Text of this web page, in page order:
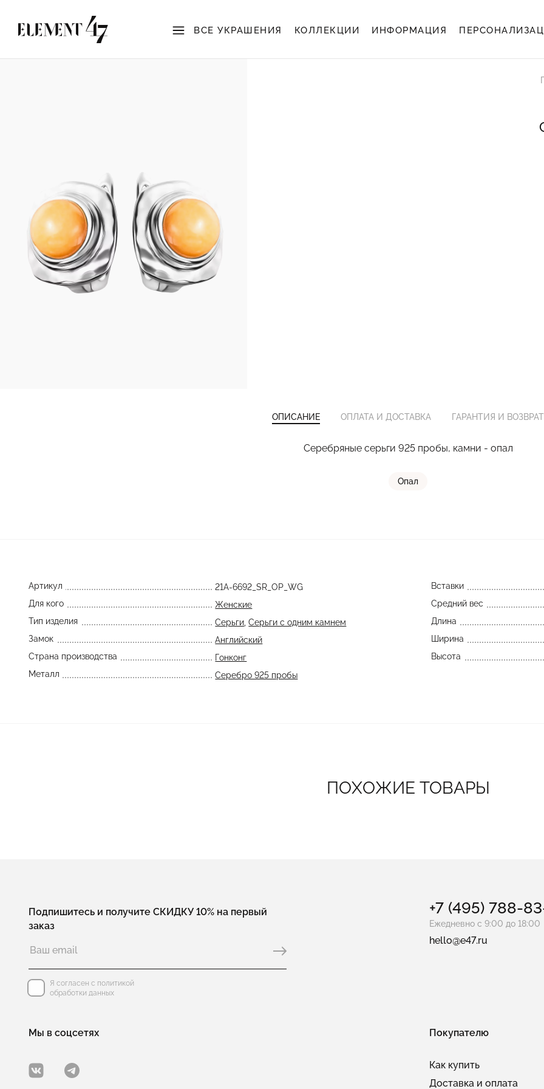
ВСЕ УКРАШЕНИЯ КОЛЛЕКЦИИ ИНФОРМАЦИЯ
ОПИСАНИЕ ОПЛАТА И ДОСТАВКА ГАРАНТИЯ И ВОЗВРАТ
Серебряные серьги 925 пробы, камни - опал
Опал
Артикул
21A-6692_SR_OP_WG
Для кого
Женские
Тип изделия
Серьги ,Серьги с одним камнем
Замок
Английский
Страна производства
Гонконг
Металл
Серебро 925 пробы
Вставки
Средний вес
Длина
Ширина
Высота
ПОХОЖИЕ ТОВАРЫ
Подпишитесь и получите СКИДКУ 10% на первый
заказ
Я согласен с политикой
обработки данных
+7 (495) 788-
Ежедневно с 9:00 до 18:00
hello@e47.ru
Мы в соцсетях Покупателю
Как купить
Доставка и оплата